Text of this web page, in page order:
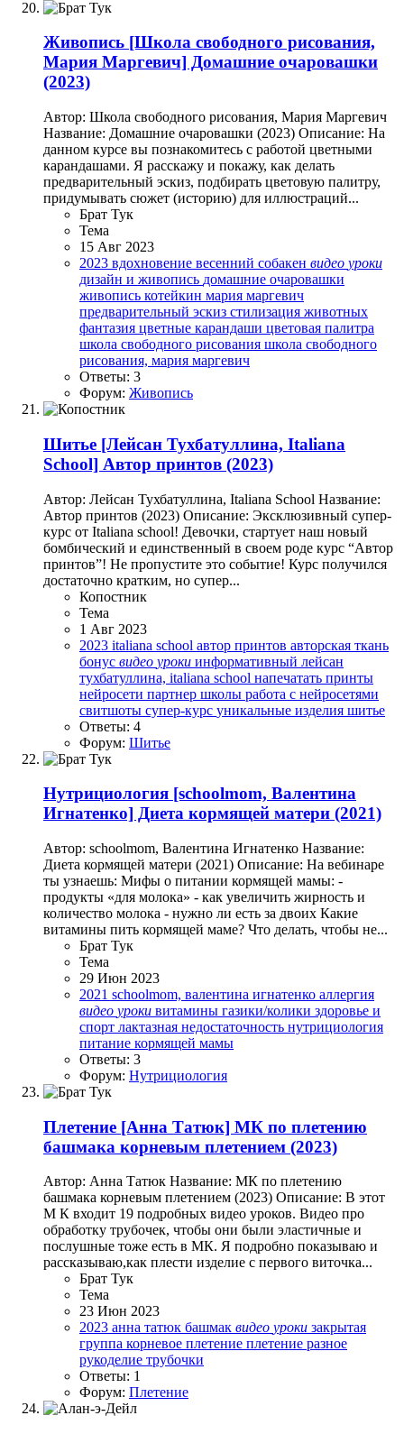
Живопись [Школа свободного рисования,
Мария Маргевич] Домашние очаровашки
(2023)
Автор: Школа свободного рисования, Мария Маргевич
Название: Домашние очаровашки (2023) Описание: На
данном курсе вы познакомитесь с работой цветными
карандашами. Я расскажу и покажу, как делать
предварительный эскиз, подбирать цветовую палитру,
придумывать сюжет (историю) для иллюстраций...
Брат Тук
Тема
15 Авг 2023
2023 вдохновение весенний собакен видео уроки
дизайн и живопись домашние очаровашки
живопись котейкин мария маргевич
предварительный эскиз стилизация животных
фантазия цветные карандаши цветовая палитра
школа свободного рисования школа свободного
рисования, мария маргевич
Ответы: 3
Форум: Живопись
Шитье [Лейсан Тухбатуллина, Italiana
School] Автор принтов (2023)
Автор: Лейсан Тухбатуллина, Italiana School Название:
Автор принтов (2023) Описание: Эксклюзивный супер-
курс от Italiana school! Девочки, стартует наш новый
бомбический и единственный в своем роде курс “Автор
принтов”! Не пропустите это событие! Курс получился
достаточно кратким, но супер...
Копостник
Тема
1 Авг 2023
2023 italiana school автор принтов авторская ткань
бонус видео уроки информативный лейсан
тухбатуллина, italiana school напечатать принты
нейросети партнер школы работа с нейросетями
свитшоты супер-курс уникальные изделия шитье
Ответы: 4
Форум: Шитье
Нутрициология [schoolmom, Валентина
Игнатенко] Диета кормящей матери (2021)
Автор: schoolmom, Валентина Игнатенко Название:
Диета кормящей матери (2021) Описание: На вебинаре
ты узнаешь: Мифы о питании кормящей мамы: -
продукты «для молока» - как увеличить жирность и
количество молока - нужно ли есть за двоих Какие
витамины пить кормящей маме? Что делать, чтобы не...
Брат Тук
Тема
29 Июн 2023
2021 schoolmom, валентина игнатенко аллергия
видео уроки витамины газики/колики здоровье и
спорт лактазная недостаточность нутрициология
питание кормящей мамы
Ответы: 3
Форум: Нутрициология
Плетение [Анна Татюк] МК по плетению
башмака корневым плетением (2023)
Автор: Анна Татюк Название: МК по плетению
башмака корневым плетением (2023) Описание: В этот
М К входит 19 подробных видео уроков. Видео про
обработку трубочек, чтобы они были эластичные и
послушные тоже есть в МК. Я подробно показываю и
рассказываю,как плести изделие с первого виточка...
Брат Тук
Тема
23 Июн 2023
2023 анна татюк башмак видео уроки закрытая
группа корневое плетение плетение разное
рукоделие трубочки
Ответы: 1
Форум: Плетение